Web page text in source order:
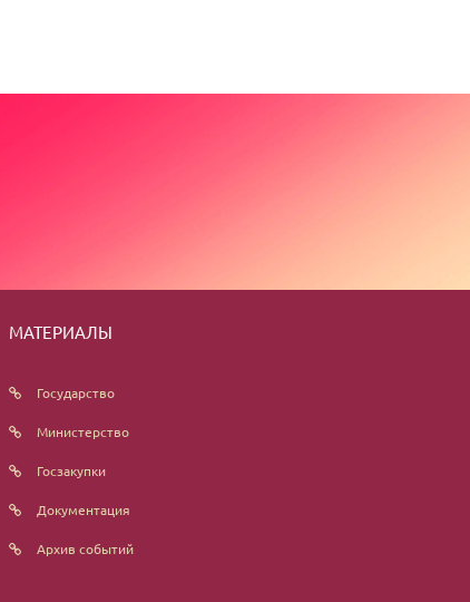
МАТЕРИАЛЫ
Государство
Министерство
Госзакупки
Документация
Архив событий